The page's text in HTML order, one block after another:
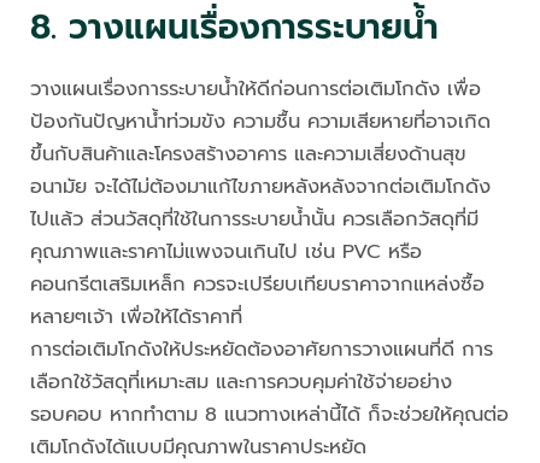
8. วางแผนเรื่องการระบายน้ำ
วางแผนเรื่องการระบายน้ำให้ดีก่อนการต่อเติมโกดัง เพื่อ
ป้องกันปัญหาน้ำท่วมขัง ความชื้น ความเสียหายที่อาจเกิด
ขึ้นกับสินค้าและโครงสร้างอาคาร และความเสี่ยงด้านสุข
อนามัย จะได้ไม่ต้องมาแก้ไขภายหลังหลังจากต่อเติมโกดัง
ไปแล้ว ส่วนวัสดุที่ใช้ในการระบายน้ำนั้น ควรเลือกวัสดุที่มี
คุณภาพและราคาไม่แพงจนเกินไป เช่น PVC หรือ
คอนกรีตเสริมเหล็ก ควรจะเปรียบเทียบราคาจากแหล่งซื้อ
หลายๆเจ้า เพื่อให้ได้ราคาที่
การต่อเติมโกดังให้ประหยัดต้องอาศัยการวางแผนที่ดี การ
เลือกใช้วัสดุที่เหมาะสม และการควบคุมค่าใช้จ่ายอย่าง
รอบคอบ หากทำตาม 8 แนวทางเหล่านี้ได้ ก็จะช่วยให้คุณต่อ
เติมโกดังได้แบบมีคุณภาพในราคาประหยัด